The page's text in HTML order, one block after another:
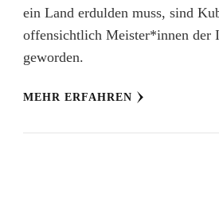
ein Land erdulden muss, sind
offensichtlich Meister*innen der
geworden.
MEHR ERFAHREN